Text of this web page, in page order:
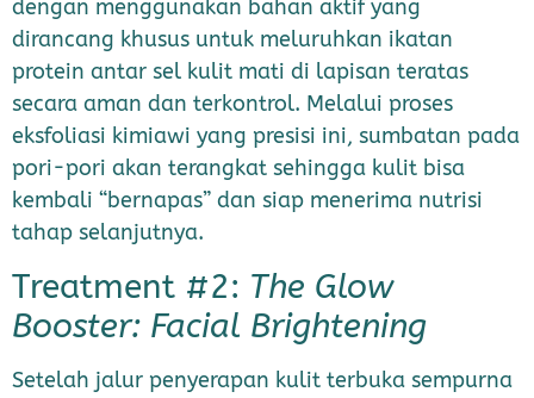
dengan menggunakan bahan aktif yang
dirancang khusus untuk meluruhkan ikatan
protein antar sel kulit mati di lapisan teratas
secara aman dan terkontrol. Melalui proses
eksfoliasi kimiawi yang presisi ini, sumbatan pada
pori-pori akan terangkat sehingga kulit bisa
kembali “bernapas” dan siap menerima nutrisi
tahap selanjutnya.
Treatment #2: The Glow
Booster: Facial Brightening
Setelah jalur penyerapan kulit terbuka sempurna